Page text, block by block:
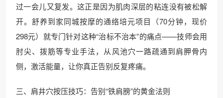
过一会儿又复发。这正是因为肌肉深层的粘连没有被松解
开。舒养到家同城按摩的通络培元项目（70分钟，现价
298元）就专门针对这种“治标不治本”的痛点——技师会用
肘尖、拨筋等专业手法，从风池穴一路疏通到肩胛骨内
侧，激活能量，让你真正告别反复疼痛。
三、肩井穴按压技巧：告别“铁肩膀”的黄金法则